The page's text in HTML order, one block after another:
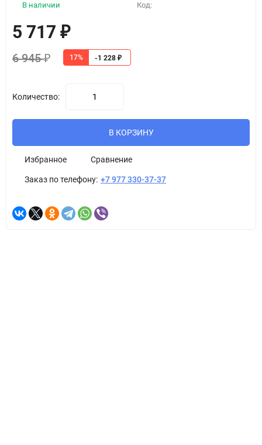
В наличии Код:
5 717 ₽
6 945₽ 17% -1 228 ₽
Количество:
В КОРЗИНУ
Избранное Сравнение
Заказ по телефону: +7 977 330-37-37